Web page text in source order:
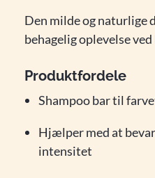
Den milde og naturlige
behagelig oplevelse
Produktfordele
Shampoo bar til
Hjælper med at
intensitet